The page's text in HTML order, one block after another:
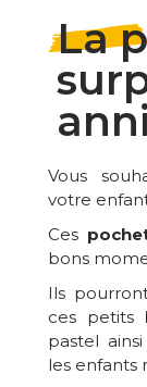
La
Vous
votre
Ces
bons
Ils
ces petits
pastel
les enfants